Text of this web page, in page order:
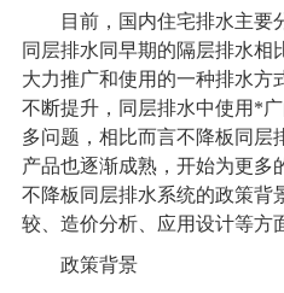
目前，国内住宅排水主要
同层排水同早期的隔层排水相
大力推广和使用的一种排水方
不断提升，同层排水中使用*
多问题，相比而言不降板同层
产品也逐渐成熟，开始为更多
不降板 同层排水系统的政策背
较、造价分析、应用设计等方
政策背景